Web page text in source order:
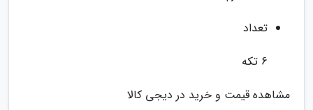
تعداد
6 تکه
مشاهده قیمت و خرید در دیجی کالا